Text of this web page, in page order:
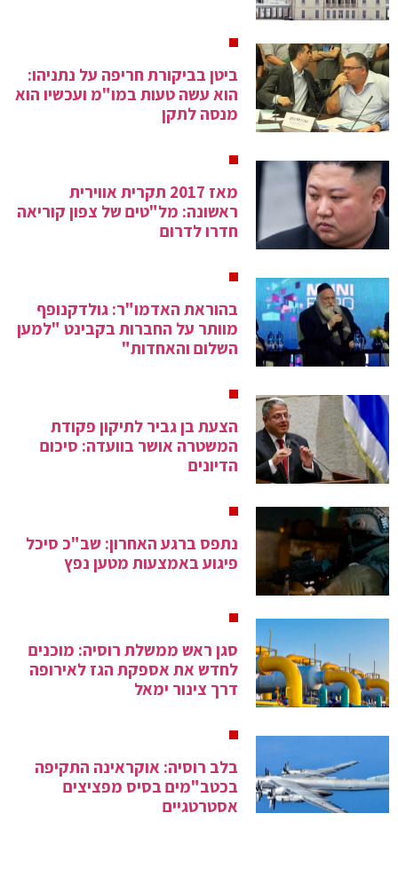
ביטן בביקורת חריפה על נתניהו:
הוא עשה טעות במו"מ ועכשיו הוא
מנסה לתקן
מאז 2017 תקרית אווירית
ראשונה: מל"טים של צפון קוריאה
חדרו לדרום
בהוראת האדמו"ר: גולדקנופף
מוותר על החברות בקבינט "למען
השלום והאחדות"
הצעת בן גביר לתיקון פקודת
המשטרה אושר בוועדה: סיכום
הדיונים
נתפס ברגע האחרון: שב"כ סיכל
פיגוע באמצעות מטען נפץ
סגן ראש ממשלת רוסיה: מוכנים
לחדש את אספקת הגז לאירופה
דרך צינור ימאל
בלב רוסיה: אוקראינה התקיפה
בכטב"מים בסיס מפציצים
אסטרטגיים